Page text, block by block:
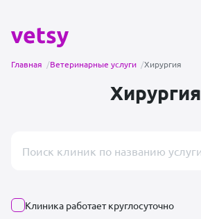
Главная /Ветеринарные услуги /Хирургия
Хирургия
Клиника работает круглосуточно